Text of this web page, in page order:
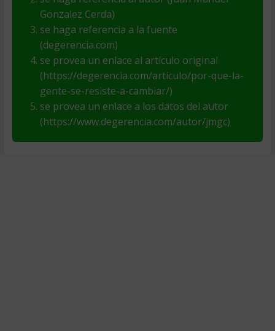
Gonzalez Cerda)
se haga referencia a la fuente
(degerencia.com)
se provea un enlace al artículo original
(https://degerencia.com/articulo/por-que-la-
gente-se-resiste-a-cambiar/)
se provea un enlace a los datos del autor
(https://www.degerencia.com/autor/jmgc)